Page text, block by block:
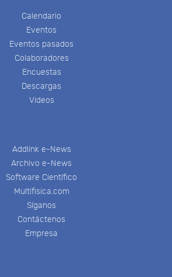
Calendario
Eventos
Eventos pasados
Colaboradores
Encuestas
Descargas
Videos
Addlink e-News
Archivo e-News
Software Científico
Multifisica.com
Síganos
Contáctenos
Empresa